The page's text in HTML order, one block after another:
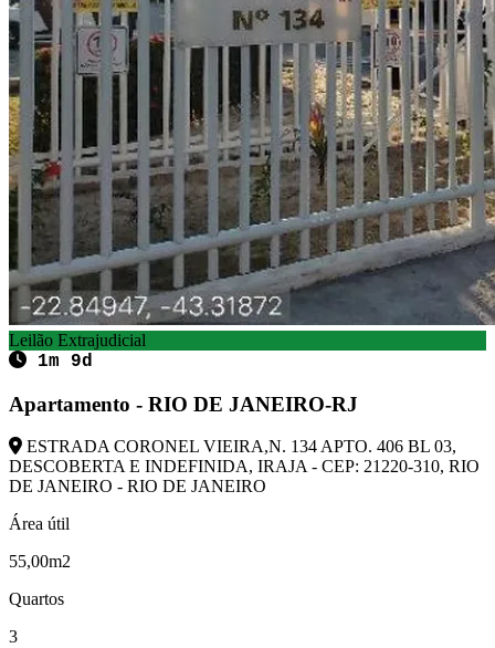
Leilão Extrajudicial
1m 9d
Apartamento - RIO DE JANEIRO-RJ
ESTRADA CORONEL VIEIRA,N. 134 APTO. 406 BL 03,
DESCOBERTA E INDEFINIDA, IRAJA - CEP: 21220-310, RIO
DE JANEIRO - RIO DE JANEIRO
Área útil
55,00m2
Quartos
3